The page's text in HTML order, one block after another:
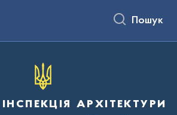
Пошук
архітектури